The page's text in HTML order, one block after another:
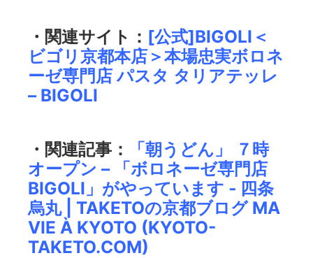
・関連サイト： [公式]BIGOLI＜
ビゴリ京都本店＞本場忠実ボロネ
ーゼ専門店 パスタ タリアテッレ
– BIGOLI
・関連記事：
「朝うどん」 ７時
オープン – 「ボロネーゼ専門店
BIGOLI」がやっています ‐ 四条
烏丸 | TAKETOの京都ブログ MA
VIE À KYOTO (KYOTO-
TAKETO.COM)